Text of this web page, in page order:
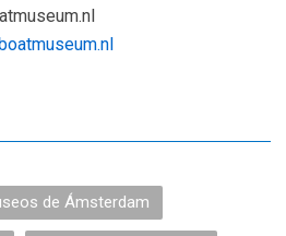
de Ámsterdam